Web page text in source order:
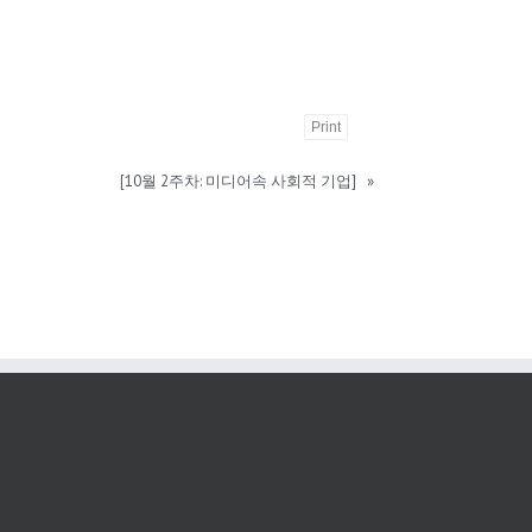
Print
[10월 2주차: 미디어속 사회적 기업] »